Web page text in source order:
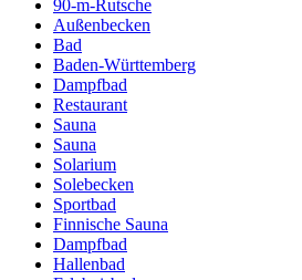
90-m-Rutsche
Außenbecken
Bad
Baden-Württemberg
Dampfbad
Restaurant
Sauna
Sauna
Solarium
Solebecken
Sportbad
Finnische Sauna
Dampfbad
Hallenbad